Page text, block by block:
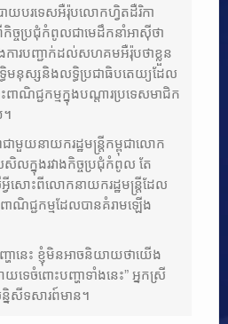
យបរទេសអឺរ៉ុបលោកហ្វិតដឺរិកា
ច្ចប្រជុំកំពូលជាមេដឹកនាំអាសុីថា
ការបញ្ជាក់ដល់សហគមអឺរ៉ុបថាខ្លួន
មនុស្សនិងលទ្ធិប្រជាធិបតេយ្យដែល
ាណិជ្ជកម្មក្នុងបណ្តារប្រទេសមាជិក
ាមួយនាយករដ្ឋមន្ត្រីកម្ពុជាលោក
ក្នុងរវាងកិច្ចប្រជុំកំពូល តែ
វីសោះពីលោកនាយករដ្ឋមន្ត្រីដែល
ណិជ្ជកម្មដែលបានគំរាមឡើង
ានេះ ខ្ញុំមិនអាចនិយាយថាយើង
េចំពោះបញ្ហាទាំងនេះ” អ្នកស្រី
ន្និសីទសារព៍មាន។